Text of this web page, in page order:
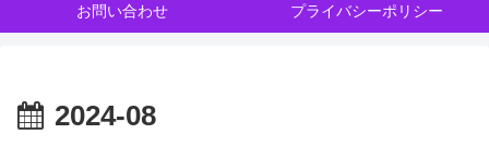
お問い合わせ プライバシーポリシー
2024-08